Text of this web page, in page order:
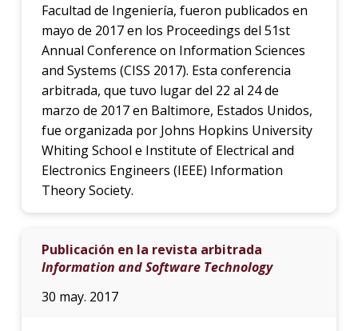
Facultad de Ingeniería, fueron publicados en
mayo de 2017 en los Proceedings del 51st
Annual Conference on Information Sciences
and Systems (CISS 2017). Esta conferencia
arbitrada, que tuvo lugar del 22 al 24 de
marzo de 2017 en Baltimore, Estados Unidos,
fue organizada por Johns Hopkins University
Whiting School e Institute of Electrical and
Electronics Engineers (IEEE) Information
Theory Society.
Publicación en la revista arbitrada
Information and Software Technology
30 may. 2017